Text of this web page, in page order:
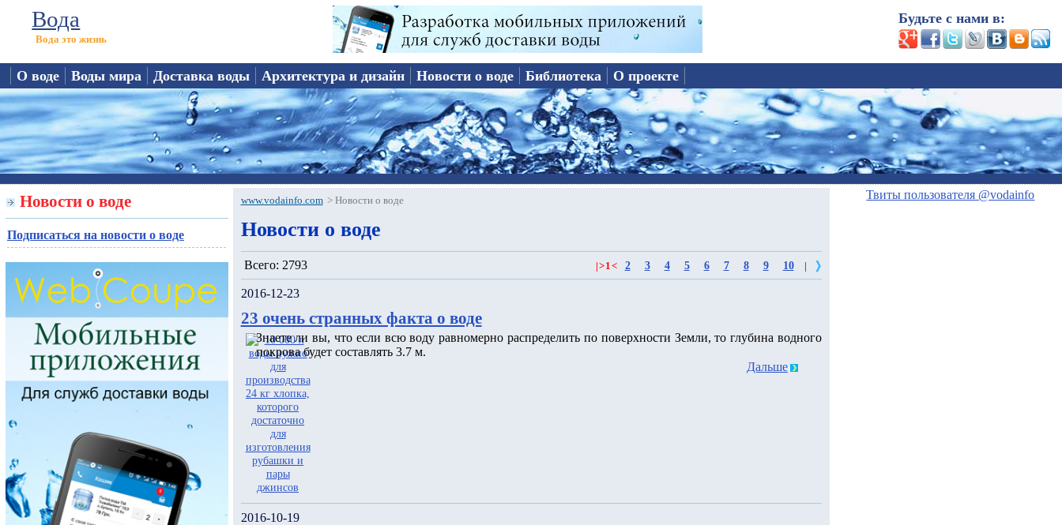
Вода
Вода это жизнь
Будьте с нами в:
О воде Воды мира Доставка воды Архитектура и дизайн Новости о воде Библиотека О проекте
Новости о воде
Подписаться на новости о воде
www.vodainfo.com > Новости о воде
Новости о воде
Всего: 2793 >1< 2 3 4 5 6 7 8 9 10
2016-12-23
23 очень странных факта о воде
Знаете ли вы, что если всю воду равномерно распределить по поверхности Земли, то глубина водного
покрова будет составлять 3.7 м.
Дальше
2016-10-19
Твиты пользователя @vodainfo